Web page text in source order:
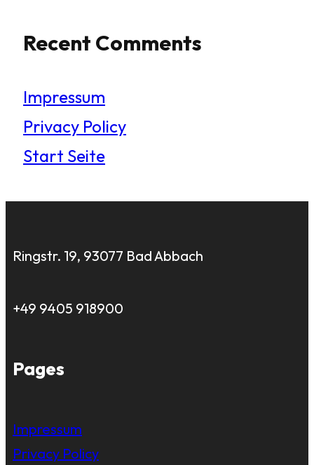
Recent Comments
Impressum
Privacy Policy
Start Seite
Ringstr. 19, 93077 Bad Abbach
+49 9405 918900
Pages
Impressum
Privacy Policy